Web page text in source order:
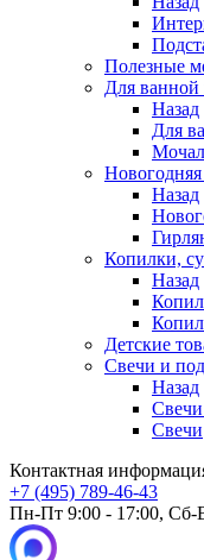
Полезные
Для
Назад
Для
Назад
Копилки,
Назад
Детские
Свечи и
Назад
Свечи
Контактная
+7 (495) 789-46-43
Пн-Пт 9:00 - 17:00, Сб-